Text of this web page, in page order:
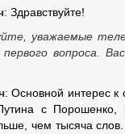
: Здравствуйте!
уважаемые
вопроса.
: Основной интерес к
с
чем тысяча